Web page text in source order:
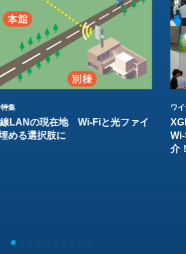
集
LANの現在地 Wi-Fiと光ファイ
める選択肢に
ワ
介